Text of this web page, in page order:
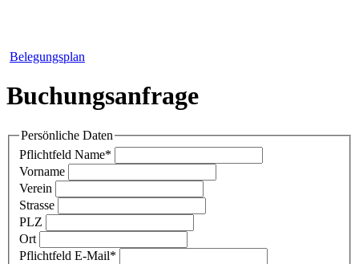
Belegungsplan
Buchungsanfrage
Persönliche Daten
Pflichtfeld Name*
Vorname
Verein
Strasse
PLZ
Ort
Pflichtfeld E-Mail*